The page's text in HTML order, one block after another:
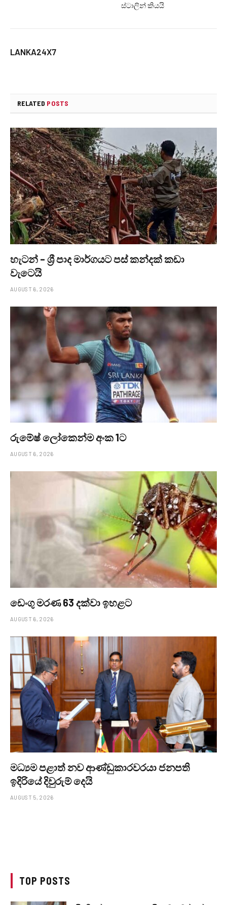
ස්ටාලින් කියයි
LANKA24X7
RELATED POSTS
හැටන් – ශ්‍රී පාද මාර්ගයට පස් කන්දක් කඩා
වැටෙයි
AUGUST 6, 2026
රුමේෂ් ලෝකෙන්ම අංක 1ට
AUGUST 6, 2026
ඩෙංගු මරණ 63 දක්වා ඉහළට
AUGUST 6, 2026
මධ්‍යම පළාත් නව ආණ්ඩුකාරවරයා ජනපති
ඉදිරියේ දිවුරුම් දෙයි
AUGUST 5, 2026
TOP POSTS